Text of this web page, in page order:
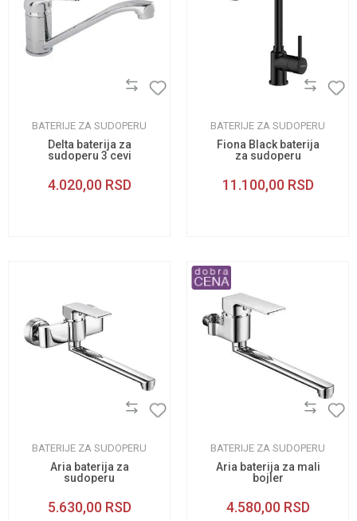
BATERIJE ZA SUDOPERU
Delta baterija za
sudoperu 3 cevi
4.020,00 RSD
BATERIJE ZA SUDOPERU
Fiona Black baterija
za sudoperu
11.100,00 RSD
BATERIJE ZA SUDOPERU
Aria baterija za
sudoperu
5.630,00 RSD
BATERIJE ZA SUDOPERU
Aria baterija za mali
bojler
4.580,00 RSD